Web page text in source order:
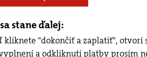
stane ďalej:
kliknete "dokončiť a zaplatiť", otvorí
a odkliknutí platby prosím